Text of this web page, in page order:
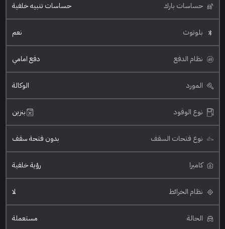
حساسات بارك حساسات تنبيه خلفية
بلوتوث نعم
نظام الدفع دفع امامي
المورد الوكالة
نوع الوقود بنزين
نوع فتحات السقف بدون فتحة سقف
كاميرا رؤية خلفية
نظام الخرائط لا
الحالة مستعملة